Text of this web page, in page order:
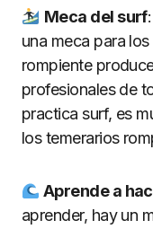
Meca del surf
una meca para
rompiente
profesionales de
practica surf, es
los temerarios
Aprende a
aprender, hay un